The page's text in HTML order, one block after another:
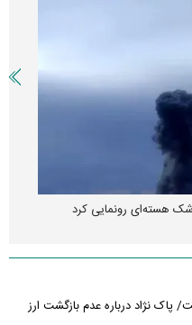
پاک نژاد درباره عدم بازگشت ارز